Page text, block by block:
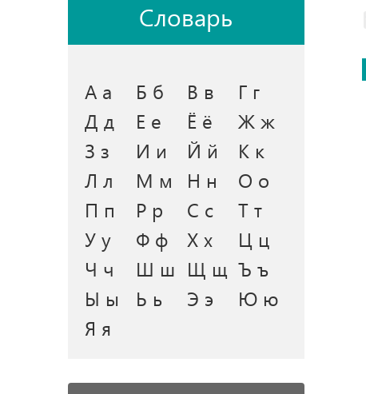
Словарь
А а Б б В в
Г г
Д д
Е е Ё ё
Ж ж
З з
И и Й й
К к
Л л
М м Н н
О о
П п
Р р С с
Т т
У у
Ф ф Х х
Ц ц
Ч ч
Ш ш Щ щ Ъ ъ
Ы ы
Ь ь Э э
Ю ю
Я я